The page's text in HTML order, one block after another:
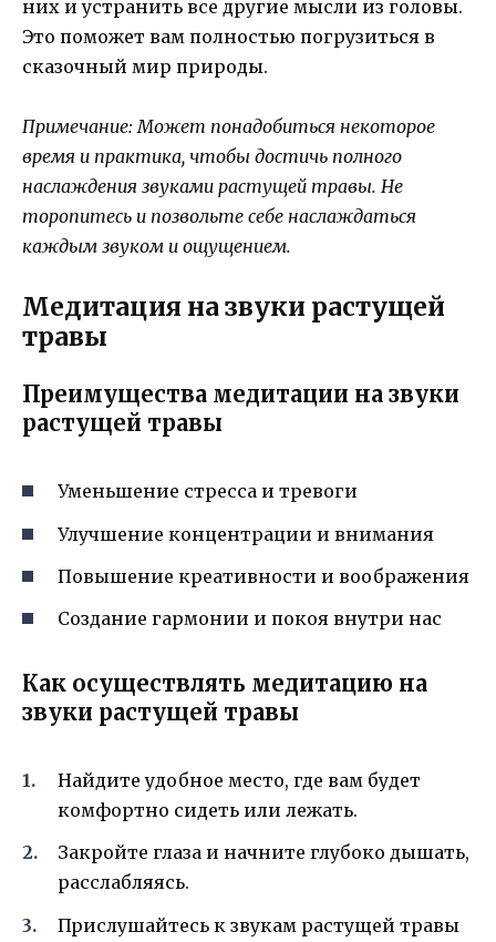
них и устранить все другие мысли из головы.
Это поможет вам полностью погрузиться в
сказочный мир природы.
Примечание: Может понадобиться некоторое
время и практика, чтобы достичь полного
наслаждения звуками растущей травы. Не
торопитесь и позвольте себе наслаждаться
каждым звуком и ощущением.
Медитация на звуки растущей
травы
Преимущества медитации на звуки
растущей травы
Уменьшение стресса и тревоги
Улучшение концентрации и внимания
Повышение креативности и воображения
Создание гармонии и покоя внутри нас
Как осуществлять медитацию на
звуки растущей травы
Найдите удобное место, где вам будет
комфортно сидеть или лежать.
Закройте глаза и начните глубоко дышать,
расслабляясь.
Прислушайтесь к звукам растущей травы